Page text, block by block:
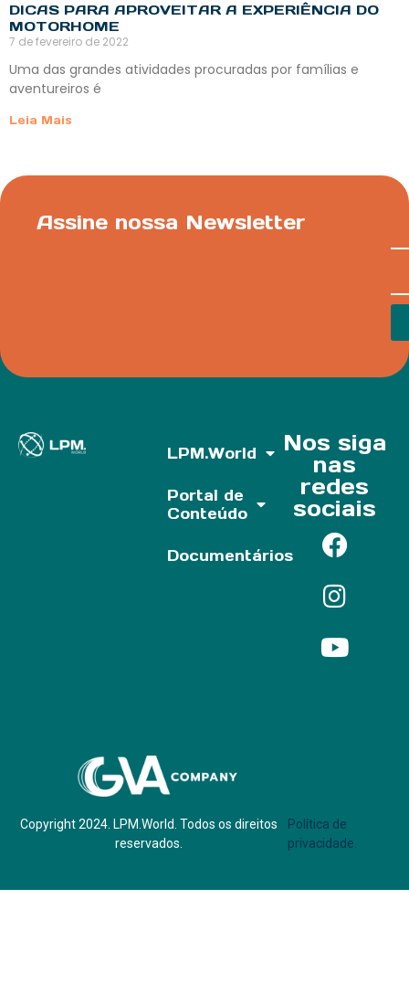
DICAS PARA APROVEITAR A EXPERIÊNCIA DO
MOTORHOME
7 de fevereiro de 2022
Uma das grandes atividades procuradas por famílias e
aventureiros é
Leia Mais
Assine nossa Newsletter
LPM.World
Portal de
Conteúdo
Documentários
Nos siga
nas
redes
sociais
Copyright 2024. LPM.World. Todos os direitos
reservados.
Política de
privacidade.